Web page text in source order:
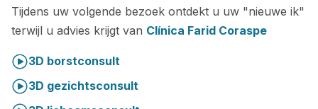
Tijdens uw volgende bezoek ontdekt u uw "nieuwe ik"
terwijl u advies krijgt van Clínica Farid Coraspe
3D borstconsult
3D gezichtsconsult